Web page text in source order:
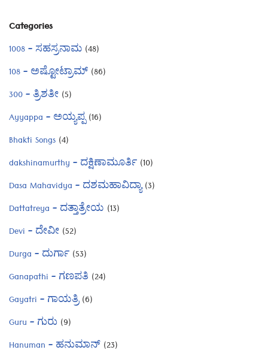
Categories
1008 – ಸಹಸ್ರನಾಮ (48)
108 – ಅಷ್ಟೋಟ್ರಾಮ್ (86)
300 – ತ್ರಿಶತೀ (5)
Ayyappa – ಅಯ್ಯಪ್ಪ(16)
Bhakti Songs (4)
dakshinamurthy – ದಕ್ಷಿಣಾಮೂರ್ತಿ (10)
Dasa Mahavidya – ದಶಮಹಾವಿದ್ಯಾ(3)
Dattatreya – ದತ್ತಾತ್ರೇಯ (13)
Devi – ದೇವೀ (52)
Durga – ದುರ್ಗಾ (53)
Ganapathi – ಗಣಪತಿ (24)
Gayatri – ಗಾಯತ್ರಿ(6)
Guru – ಗುರು (9)
Hanuman – ಹನುಮಾನ್ (23)